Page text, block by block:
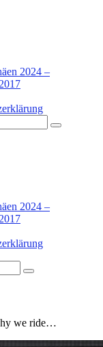
2024 –
Search
2024 –
Search
we ride…